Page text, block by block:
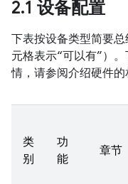
2.1 设备配置
下表按设备类型简要
元格表示“可以有”）
情，请参阅介绍硬件的
类
别
功
能
章节